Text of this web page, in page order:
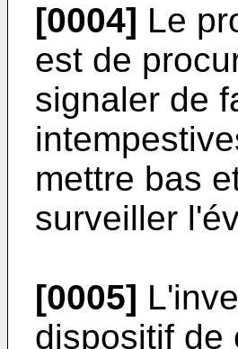
[0004] Le
est de
signaler de
mettre bas
surveiller
[0005]
dispositif de